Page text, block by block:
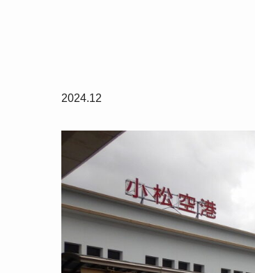
2024.12